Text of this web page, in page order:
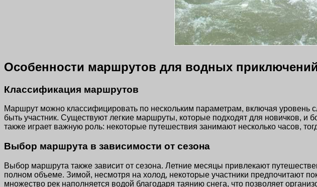
Особенности маршрутов для водных приключений
Классификация маршрутов
Маршрут можно классифицировать по нескольким параметрам, включая уровень
быть участник. Существуют легкие маршруты, которые подходят для новичков,
также играет важную роль: некоторые путешествия занимают несколько часов,
Выбор маршрута в зависимости от сезона
Выбор маршрута также зависит от сезона. Летние месяцы привлекают
полном объеме. Зимой, несмотря на холод, некоторые участники предпочитают
множество рек наполняется водой благодаря таянию снега, что позволяет